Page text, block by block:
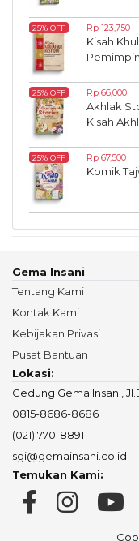
25% OFF Rp 123,750
Kisah
25% OFF Rp 66,000
Akhlak
Kisah
25% OFF Rp 67,500
Komik
Gema Insani
Tentang Kami
Kontak Kami
Kebijakan Privasi
Pusat Bantuan
Lokasi:
Gedung Gema Insani,
0815-8686-8686
(021) 770-8891
sgi@gemainsani.co.id
Temukan Kami: